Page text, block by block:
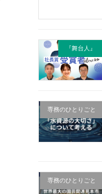
『舞台人』
専務のひとりごと
専務のひとりごと